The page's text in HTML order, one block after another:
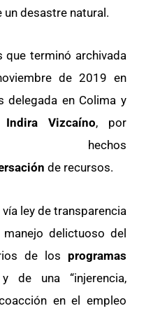
desastre natural.
que terminó archivada
de 2019 en
delegada en Colima y
Indira Vizcaíno, por
hechos
de recursos.
ley de transparencia
delictuoso del
de los programas
de una “injerencia,
en el empleo